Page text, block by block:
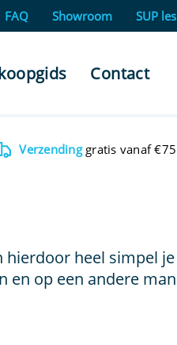
FAQ Showroom SUP les
Contact
Verzendinggratis vanaf €75
hierdoor heel simpel
en op een andere